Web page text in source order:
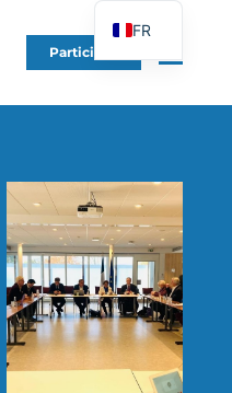
Participer
FR
EN
DE
PT
PL
UK